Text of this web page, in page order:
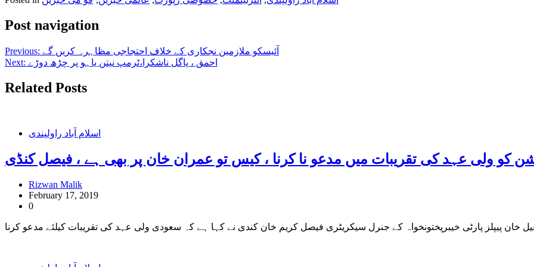
Post navigation
Previous: آئیسکو ملازمین نجکاری کے خلاف احتجاجی مظاہرہ کریں گے
Next: احمق ، پاگل ناشکرا،ٹرمپ نیتن یاہو پر چڑھ دوڑے
Related Posts
اسلام آباد راولپندی
کو ولی عہد کی تقریبات میں مدعو نا کرنا ، کیس تو عمران خان پر بھی ہے ، فیصل کنڈی
Rizwan Malik
February 17, 2019
0